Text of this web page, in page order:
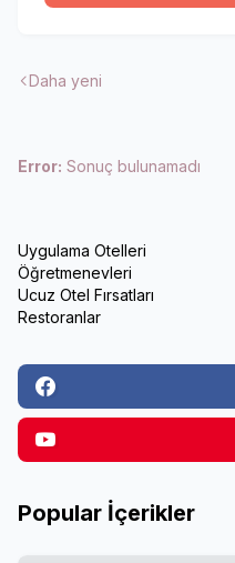
Daha yeni
Error: Sonuç bulunamadı
Uygulama Otelleri
Öğretmenevleri
Ucuz Otel Fırsatları
Restoranlar
Popular İçerikler